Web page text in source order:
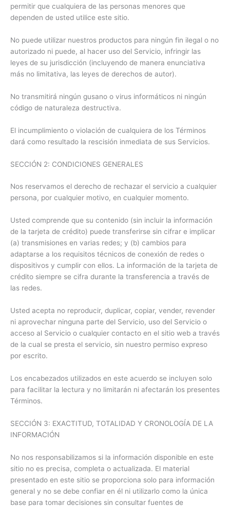
permitir que cualquiera de las personas menores que
dependen de usted utilice este sitio.
No puede utilizar nuestros productos para ningún fin ilegal o no
autorizado ni puede, al hacer uso del Servicio, infringir las
leyes de su jurisdicción (incluyendo de manera enunciativa
más no limitativa, las leyes de derechos de autor).
No transmitirá ningún gusano o virus informáticos ni ningún
código de naturaleza destructiva.
El incumplimiento o violación de cualquiera de los Términos
dará como resultado la rescisión inmediata de sus Servicios.
SECCIÓN 2: CONDICIONES GENERALES
Nos reservamos el derecho de rechazar el servicio a cualquier
persona, por cualquier motivo, en cualquier momento.
Usted comprende que su contenido (sin incluir la información
de la tarjeta de crédito) puede transferirse sin cifrar e implicar
(a) transmisiones en varias redes; y (b) cambios para
adaptarse a los requisitos técnicos de conexión de redes o
dispositivos y cumplir con ellos. La información de la tarjeta de
crédito siempre se cifra durante la transferencia a través de
las redes.
Usted acepta no reproducir, duplicar, copiar, vender, revender
ni aprovechar ninguna parte del Servicio, uso del Servicio o
acceso al Servicio o cualquier contacto en el sitio web a través
de la cual se presta el servicio, sin nuestro permiso expreso
por escrito.
Los encabezados utilizados en este acuerdo se incluyen solo
para facilitar la lectura y no limitarán ni afectarán los presentes
Términos.
SECCIÓN 3: EXACTITUD, TOTALIDAD Y CRONOLOGÍA DE LA
INFORMACIÓN
No nos responsabilizamos si la información disponible en este
sitio no es precisa, completa o actualizada. El material
presentado en este sitio se proporciona solo para información
general y no se debe confiar en él ni utilizarlo como la única
base para tomar decisiones sin consultar fuentes de